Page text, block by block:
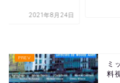
2021年8月24日
ミ
料